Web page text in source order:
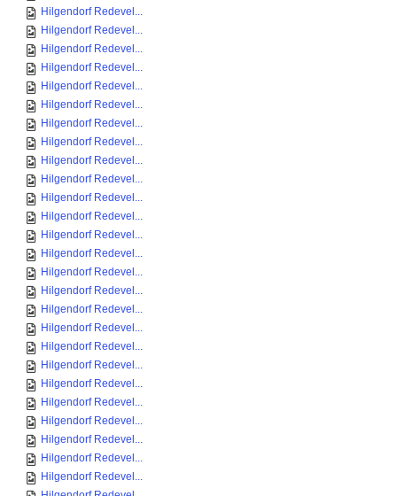
Hilgendorf Redevel...
Hilgendorf Redevel...
Hilgendorf Redevel...
Hilgendorf Redevel...
Hilgendorf Redevel...
Hilgendorf Redevel...
Hilgendorf Redevel...
Hilgendorf Redevel...
Hilgendorf Redevel...
Hilgendorf Redevel...
Hilgendorf Redevel...
Hilgendorf Redevel...
Hilgendorf Redevel...
Hilgendorf Redevel...
Hilgendorf Redevel...
Hilgendorf Redevel...
Hilgendorf Redevel...
Hilgendorf Redevel...
Hilgendorf Redevel...
Hilgendorf Redevel...
Hilgendorf Redevel...
Hilgendorf Redevel...
Hilgendorf Redevel...
Hilgendorf Redevel...
Hilgendorf Redevel...
Hilgendorf Redevel...